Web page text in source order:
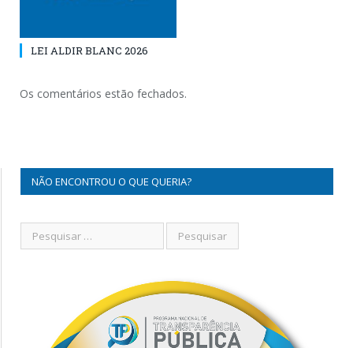
LEI ALDIR BLANC 2026
Os comentários estão fechados.
NÃO ENCONTROU O QUE QUERIA?